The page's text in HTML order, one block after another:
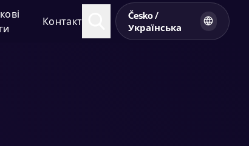
Контакт
Česko /
Українська